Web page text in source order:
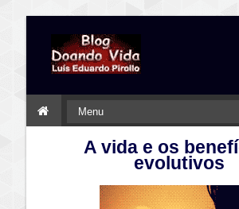
A vida e os
evolutivos